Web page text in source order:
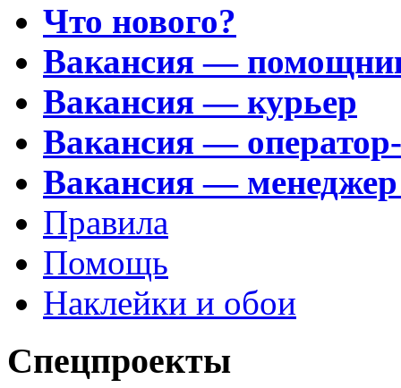
Что нового?
Вакансия —
Вакансия — курьер
Вакансия —
Вакансия —
Правила
Помощь
Наклейки и обои
Спецпроекты